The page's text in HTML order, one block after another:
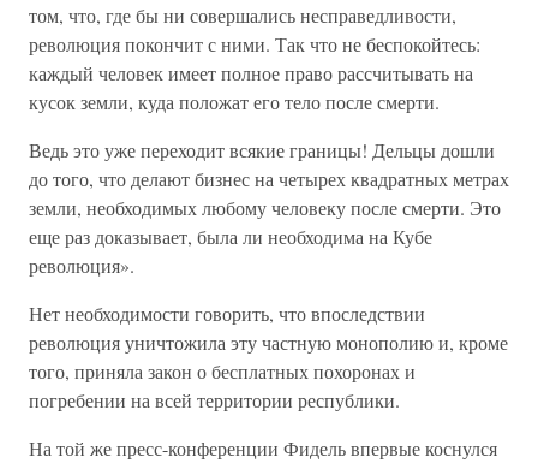
том, что, где бы ни совершались несправедливости,
революция покончит с ними. Так что не беспокойтесь:
каждый человек имеет полное право рассчитывать на
кусок земли, куда положат его тело после смерти.
Ведь это уже переходит всякие границы! Дельцы дошли
до того, что делают бизнес на четырех квадратных метрах
земли, необходимых любому человеку после смерти. Это
еще раз доказывает, была ли необходима на Кубе
революция».
Нет необходимости говорить, что впоследствии
революция уничтожила эту частную монополию и, кроме
того, приняла закон о бесплатных похоронах и
погребении на всей территории республики.
На той же пресс-конференции Фидель впервые коснулся